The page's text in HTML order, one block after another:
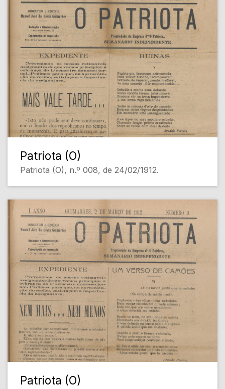
Patriota (O)
Patriota (O), n.º 008, de 24/02/1912.
Patriota (O)